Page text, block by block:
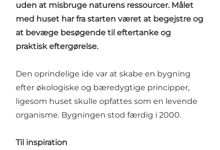
uden at misbruge naturens ressourcer. Målet
med huset har fra starten været at begejstre og
at bevæge besøgende til eftertanke og
praktisk eftergørelse.
Den oprindelige ide var at skabe en bygning
efter økologiske og bæredygtige principper,
ligesom huset skulle opfattes som en levende
organisme. Bygningen stod færdig i 2000.
Til inspiration